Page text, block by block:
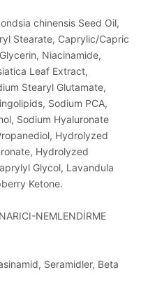
chinensis Seed Oil,
Stearate, Caprylic/Capric
Niacinamide,
Leaf Extract,
Stearyl Glutamate,
Sodium PCA,
Sodium Hyaluronate
Hydrolyzed
Hydrolyzed
Glycol, Lavandula
Ketone.
NEMLENDİRME
Seramidler, Beta